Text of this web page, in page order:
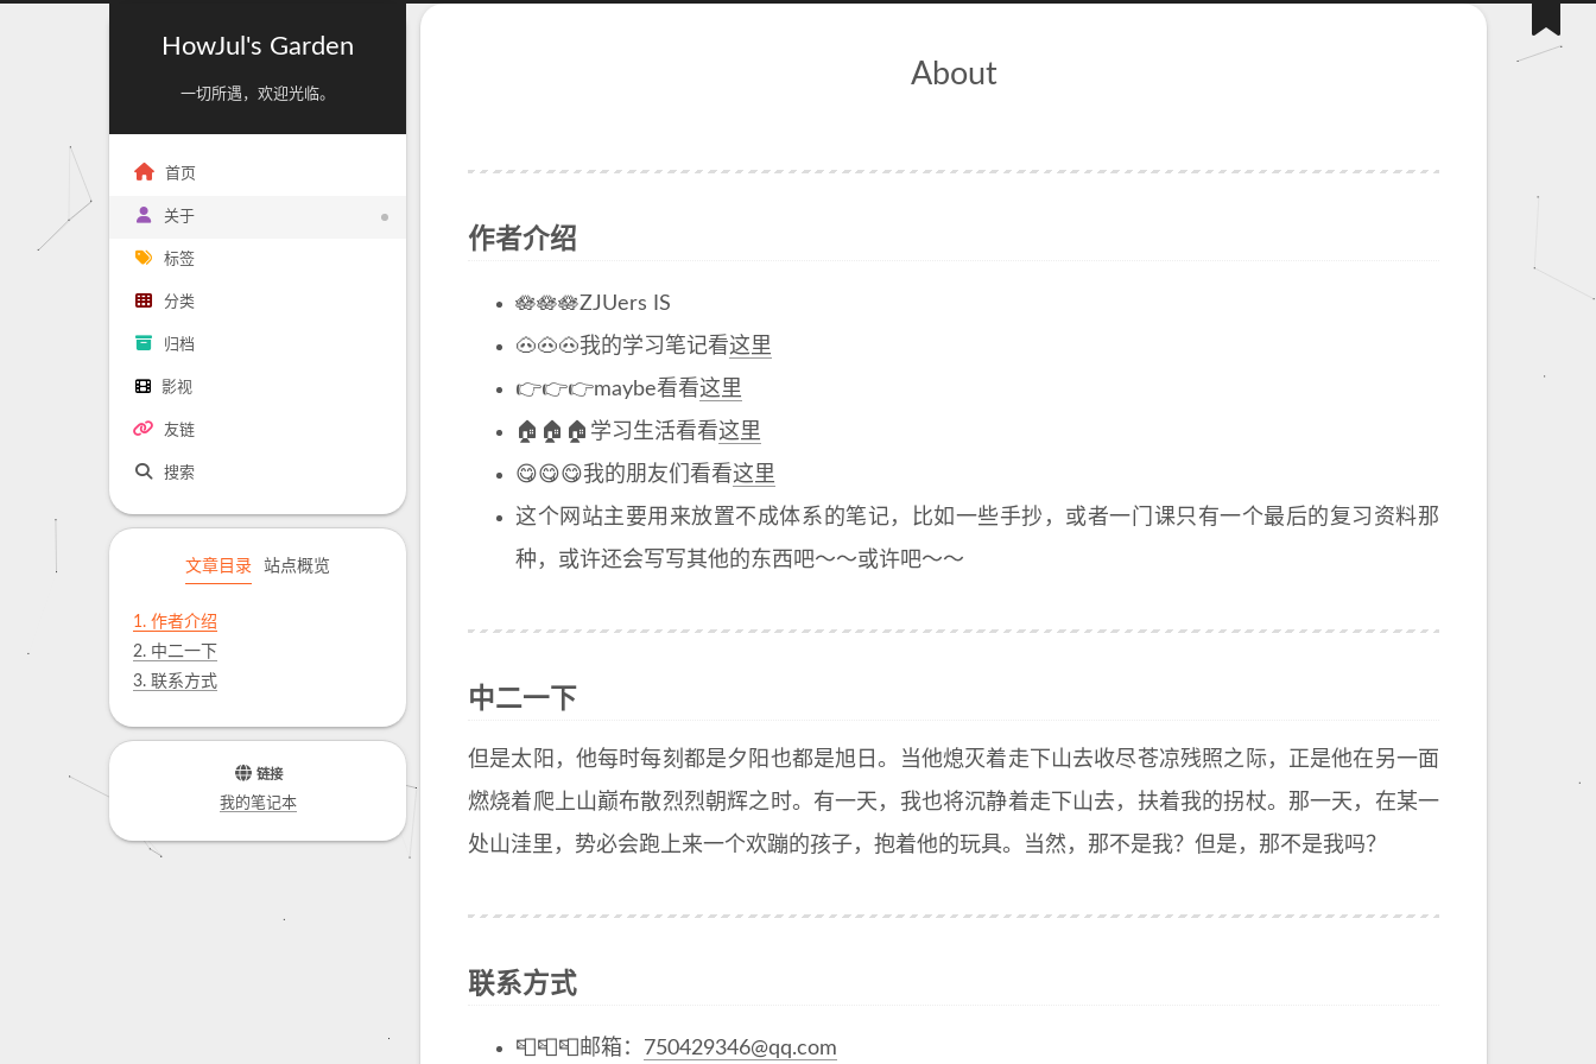
HowJul's Garden
一切所遇，欢迎光临。
首页
关于
标签
分类
归档
影视
友链
搜索
文章目录 站点概览
1. 作者介绍
2. 中二一下
3. 联系方式
链接
我的笔记本
About
作者介绍
🪷🪷🪷ZJUers IS
🐽🐽🐽我的学习笔记看这里
👉👉👉maybe看看这里
🏠🏠🏠学习生活看看这里
😋😋😋我的朋友们看看这里
这个网站主要用来放置不成体系的笔记，比如一些手抄，或者一门课只有一个最后的复习资料那
种，或许还会写写其他的东西吧～～或许吧～～
中二一下
但是太阳，他每时每刻都是夕阳也都是旭日。当他熄灭着走下山去收尽苍凉残照之际，正是他在另一面
燃烧着爬上山巅布散烈烈朝辉之时。有一天，我也将沉静着走下山去，扶着我的拐杖。那一天，在某一
处山洼里，势必会跑上来一个欢蹦的孩子，抱着他的玩具。当然，那不是我？但是，那不是我吗？
联系方式
📮📮📮邮箱： 750429346@qq.com